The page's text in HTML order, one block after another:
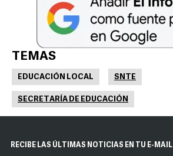
TEMAS
EDUCACIÓN LOCAL SNTE
SECRETARÍA DE EDUCACIÓN
RECIBE LAS ÚLTIMAS NOTICIAS EN TU E-MAIL